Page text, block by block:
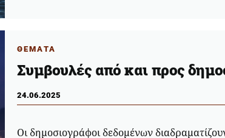
ΘΕΜΑΤΑ
Συμβουλές από και προς
24.06.2025
Οι δημοσιογράφοι δεδομένων